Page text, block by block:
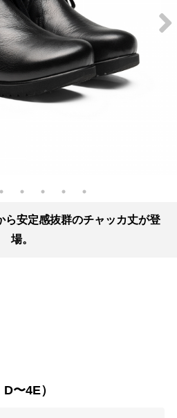
ら安定感抜群のチャッカ丈が登
場。
〜4E）